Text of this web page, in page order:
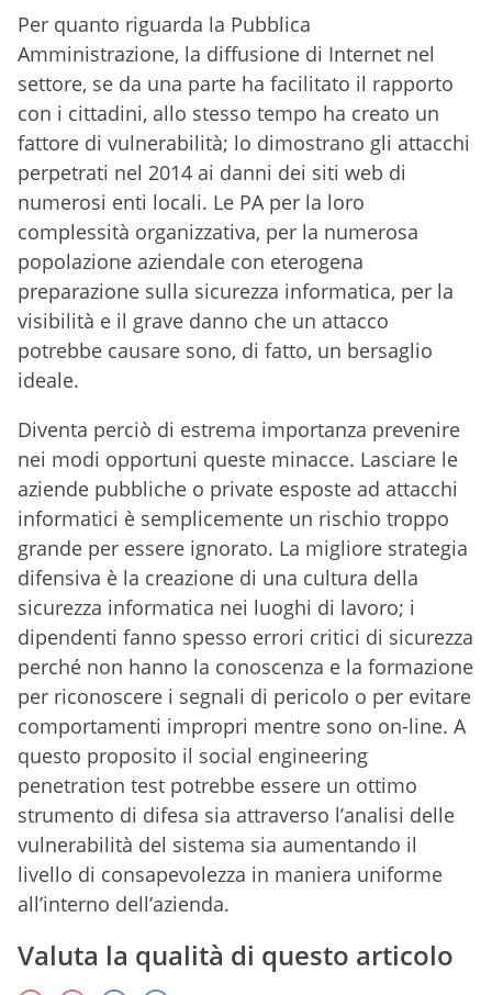
Per quanto riguarda la Pubblica
Amministrazione, la diffusione di Internet nel
settore, se da una parte ha facilitato il rapporto
con i cittadini, allo stesso tempo ha creato un
fattore di vulnerabilità; lo dimostrano gli attacchi
perpetrati nel 2014 ai danni dei siti web di
numerosi enti locali. Le PA per la loro
complessità organizzativa, per la numerosa
popolazione aziendale con eterogena
preparazione sulla sicurezza informatica, per la
visibilità e il grave danno che un attacco
potrebbe causare sono, di fatto, un bersaglio
ideale.
Diventa perciò di estrema importanza prevenire
nei modi opportuni queste minacce. Lasciare le
aziende pubbliche o private esposte ad attacchi
informatici è semplicemente un rischio troppo
grande per essere ignorato. La migliore strategia
difensiva è la creazione di una cultura della
sicurezza informatica nei luoghi di lavoro; i
dipendenti fanno spesso errori critici di sicurezza
perché non hanno la conoscenza e la formazione
per riconoscere i segnali di pericolo o per evitare
comportamenti impropri mentre sono on-line. A
questo proposito il social engineering
penetration test potrebbe essere un ottimo
strumento di difesa sia attraverso l’analisi delle
vulnerabilità del sistema sia aumentando il
livello di consapevolezza in maniera uniforme
all’interno dell’azienda.
Valuta la qualità di questo articolo